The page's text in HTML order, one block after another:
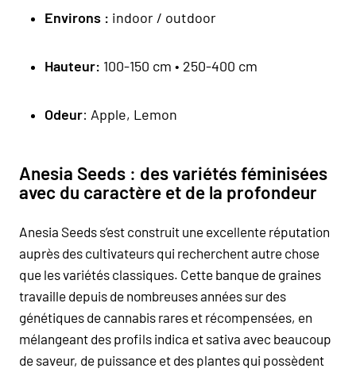
Environs : indoor / outdoor
Hauteur: 100-150 cm • 250-400 cm
Odeur: Apple, Lemon
Anesia Seeds : des variétés féminisées
avec du caractère et de la profondeur
Anesia Seeds s’est construit une excellente réputation
auprès des cultivateurs qui recherchent autre chose
que les variétés classiques. Cette banque de graines
travaille depuis de nombreuses années sur des
génétiques de cannabis rares et récompensées, en
mélangeant des profils indica et sativa avec beaucoup
de saveur, de puissance et des plantes qui possèdent